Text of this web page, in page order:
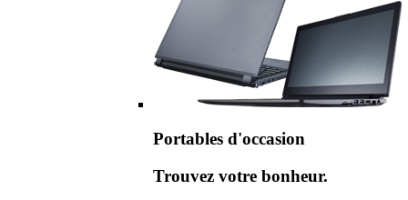
Portables d'occasion
Trouvez votre bonheur.